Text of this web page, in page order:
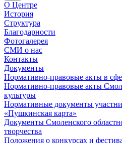
О Центре
История
Структура
Благодарности
Фотогалерея
СМИ о нас
Контакты
Документы
Нормативно-правовые акты в
Нормативно-правовые акты
культуры
Нормативные документы
«Пушкинская карта»
Документы Смоленского
творчества
Положения о конкурсах и